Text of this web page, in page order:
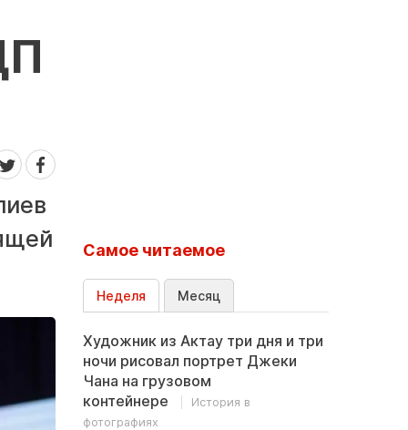
Самое читаемое
Неделя Месяц
Художник из Актау три дня и три
ночи рисовал портрет Джеки
Чана на грузовом
контейнере
История в
фотографиях